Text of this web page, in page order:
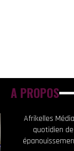
A PROPOS
Afrikelles
quotidien